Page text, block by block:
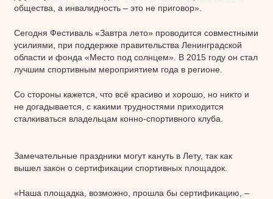
общества, а инвалидность – это не приговор».
Сегодня Фестиваль «Завтра лето» проводится совместными
усилиями, при поддержке правительства Ленинградской
области и фонда «Место под солнцем». В 2015 году он стал
лучшим спортивным мероприятием года в регионе.
Со стороны кажется, что всё красиво и хорошо, но никто и
не догадывается, с какими трудностями приходится
сталкиваться владельцам конно-спортивного клуба.
Замечательные праздники могут кануть в Лету, так как
вышел закон о сертификации спортивных площадок.
«Наша площадка, возможно, прошла бы сертификацию, –